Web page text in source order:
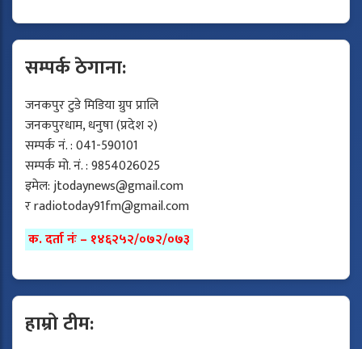
सम्पर्क ठेगाना:
जनकपुर टुडे मिडिया ग्रुप प्रालि
जनकपुरधाम, धनुषा (प्रदेश २)
सम्पर्क नं. : 041-590101
सम्पर्क मो. नं. : 9854026025
इमेल:jtodaynews@gmail.com
रradiotoday91fm@gmail.com
क. दर्ता नंः – १४६२५२/०७२/०७३
हाम्रो टीम: